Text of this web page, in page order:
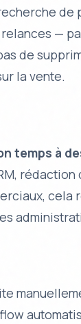
de
—
de
la vente.
temps à
rédaction
cela